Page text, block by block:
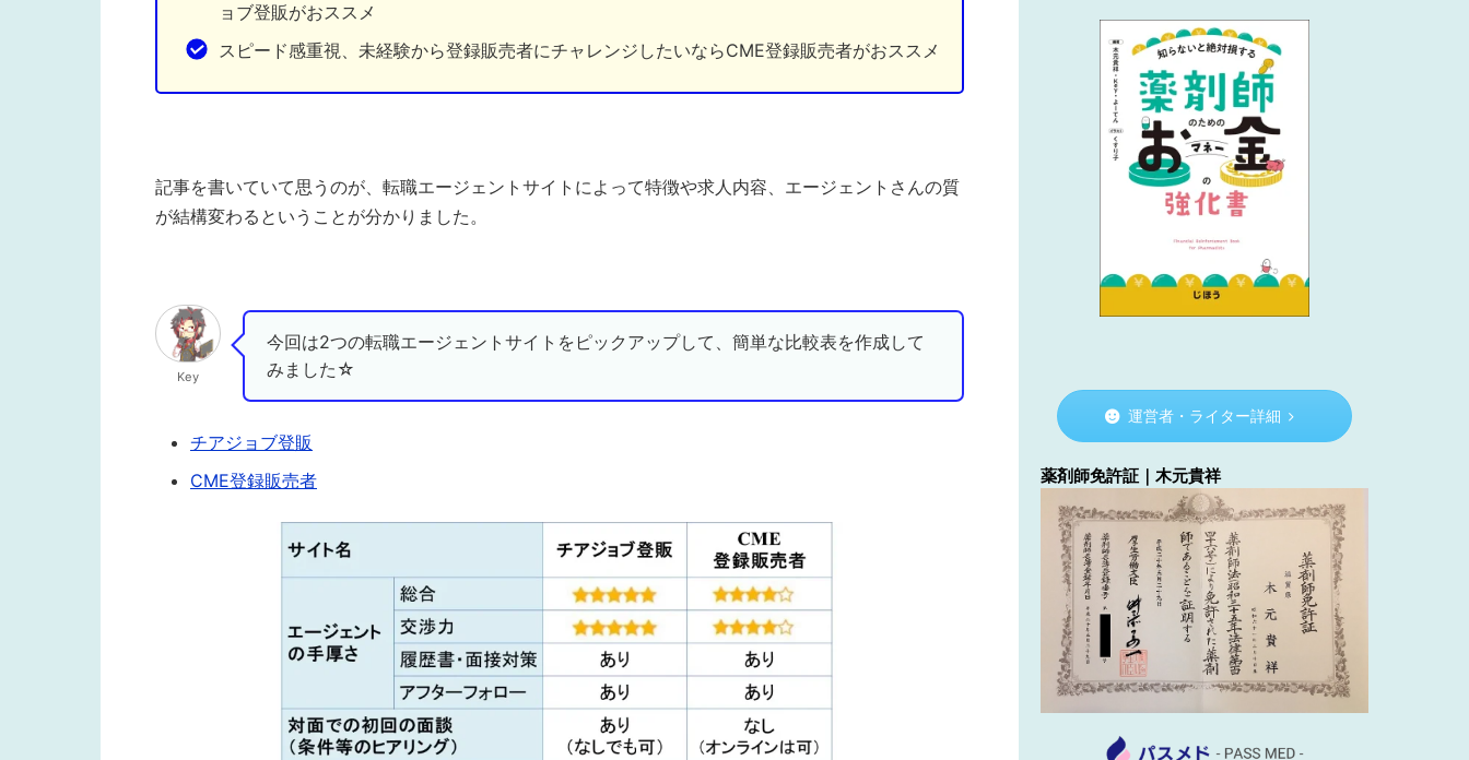
ョブ登販がおススメ
スピード感重視、未経験から登録販売者にチャレンジしたいならCME登録販売者がおススメ
記事を書いていて思うのが、転職エージェントサイトによって特徴や求人内容、エージェントさんの質
が結構変わるということが分かりました。
Key
今回は2つの転職エージェントサイトをピックアップして、簡単な比較表を作成して
みました☆
チアジョブ登販
CME登録販売者
運営者・ライター詳細
薬剤師免許証｜木元貴祥